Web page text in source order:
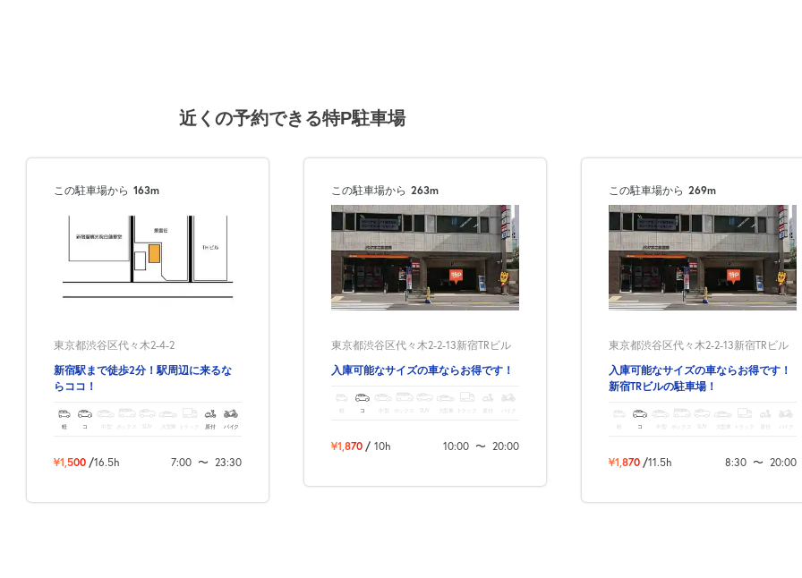
近くの予約できる特P駐車場
この駐車場から 163m
東京都渋谷区代々木2-4-2
新宿駅まで徒歩2分！駅周辺に来るな
らココ！
軽 コ 中型 ボックス SUV 大型車 トラック 原付 バイク
¥1,500 /16.5h 7:00 〜 23:30
この駐車場から 263m
東京都渋谷区代々木2-2-13新宿TRビル
入庫可能なサイズの車ならお得です！
軽 コ 中型 ボックス SUV 大型車 トラック バイク
¥1,870 / 10h 10:00 〜 20:00
この駐車場から 269m
東京都渋谷区代々木2-2-13新宿TRビル
入庫可能なサイズの車ならお得です！
新宿TRビルの駐車場！
軽 コ 中型 ボックス SUV 大型車 トラック バイク
¥1,870 /11.5h 8:30 〜 20:00
次へ